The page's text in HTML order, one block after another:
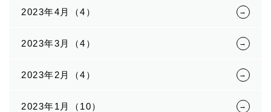
2023年4月（4）
2023年3月（4）
2023年2月（4）
2023年1月（10）